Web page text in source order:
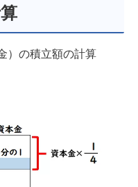
）の積立額の計算